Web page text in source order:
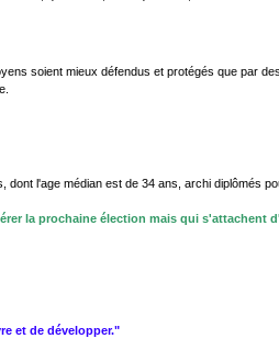
soient mieux défendus et protégés que par
l'age médian est de 34 ans, archi diplômés
la prochaine élection mais qui s'attachent
et de développer."